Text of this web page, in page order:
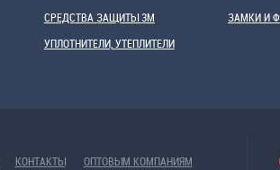
СРЕДСТВА ЗАЩИТЫ 3М
УПЛОТНИТЕЛИ, УТЕПЛИТЕЛИ
ЗАМКИ И
КОНТАКТЫ ОПТОВЫМ КОМПАНИЯМ